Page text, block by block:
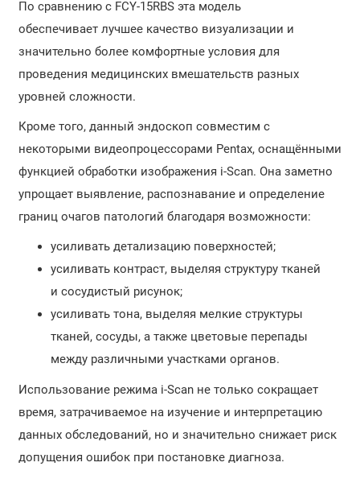
По сравнению с FCY-15RBS эта модель
обеспечивает лучшее качество визуализации и
значительно более комфортные условия для
проведения медицинских вмешательств разных
уровней сложности.
Кроме того, данный эндоскоп совместим с
некоторыми видеопроцессорами Pentax, оснащёнными
функцией обработки изображения i-Scan. Она заметно
упрощает выявление, распознавание и определение
границ очагов патологий благодаря возможности:
усиливать детализацию поверхностей;
усиливать контраст, выделяя структуру тканей
и сосудистый рисунок;
усиливать тона, выделяя мелкие структуры
тканей, сосуды, а также цветовые перепады
между различными участками органов.
Использование режима i-Scan не только сокращает
время, затрачиваемое на изучение и интерпретацию
данных обследований, но и значительно снижает риск
допущения ошибок при постановке диагноза.